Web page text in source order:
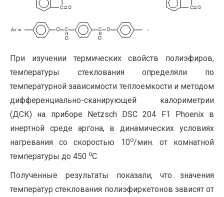
При изучении термических свойств полиэфиров,
температуры стеклования определяли по
температурной зависимости теплоемкости и методом
дифференциально-сканирующей калориметрии
(ДСК) на приборе Netzsch DSC 204 F1 Phoenix в
инертной среде аргона, в динамических условиях
нагревания со скоростью 10о/мин. от комнатной
температуры до 450 оС.
Полученные результаты показали, что значения
температур стеклования полиэфиркетонов зависят от